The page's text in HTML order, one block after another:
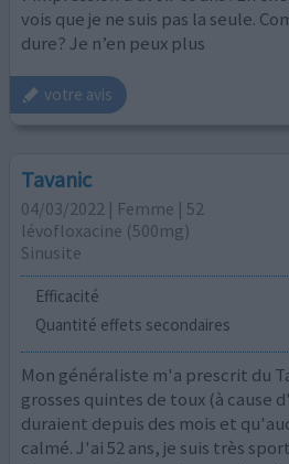
vois que je ne suis pas la seule.
dure? Je n’en peux plus
votre avis
Tavanic
04/03/2022 | Femme | 52
lévofloxacine (500mg)
Sinusite
Efficacité
Quantité effets secondaires
Mon généraliste m'a prescrit du
grosses quintes de toux (à cause
duraient depuis des mois et
calmé. J'ai 52 ans, je suis très